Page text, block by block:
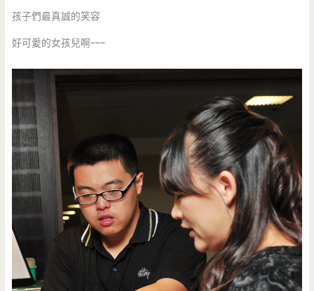
孩子們最真誠的笑容
好可愛的女孩兒啊~~~